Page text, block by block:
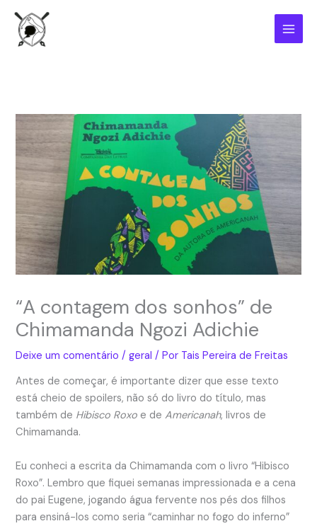
para
“A contagem dos sonhos” de
Chimamanda Ngozi Adichie
Deixe um comentário /geral / Por Tais Pereira de Freitas
Antes de começar, é importante dizer que esse texto
está cheio de spoilers, não só do livro do título, mas
também de Hibisco Roxo e deAmericanah, livros de
Chimamanda.
Eu conheci a escrita da Chimamanda com o livro “Hibisco
Roxo”. Lembro que fiquei semanas impressionada e a cena
do pai Eugene, jogando água fervente nos pés dos filhos
para ensiná-los como seria “caminhar no fogo do inferno”